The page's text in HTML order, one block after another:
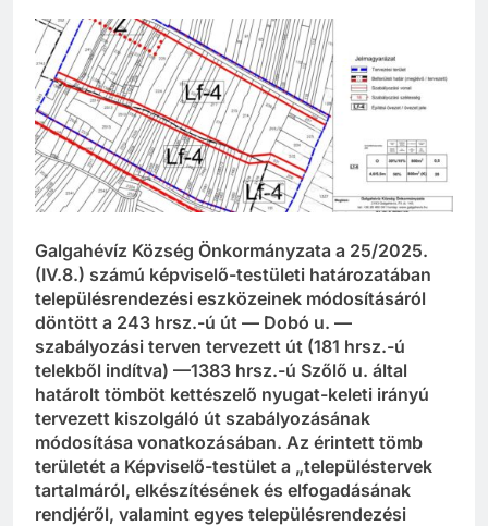
Galgahévíz Község Önkormányzata a 25/2025.
(IV.8.) számú képviselő-testületi határozatában
településrendezési eszközeinek módosításáról
döntött a 243 hrsz.-ú út — Dobó u. —
szabályozási terven tervezett út (181 hrsz.-ú
telekből indítva) —1383 hrsz.-ú Szőlő u. által
határolt tömböt kettészelő nyugat-keleti irányú
tervezett kiszolgáló út szabályozásának
módosítása vonatkozásában. Az érintett tömb
területét a Képviselő-testület a „településtervek
tartalmáról, elkészítésének és elfogadásának
rendjéről, valamint egyes településrendezési